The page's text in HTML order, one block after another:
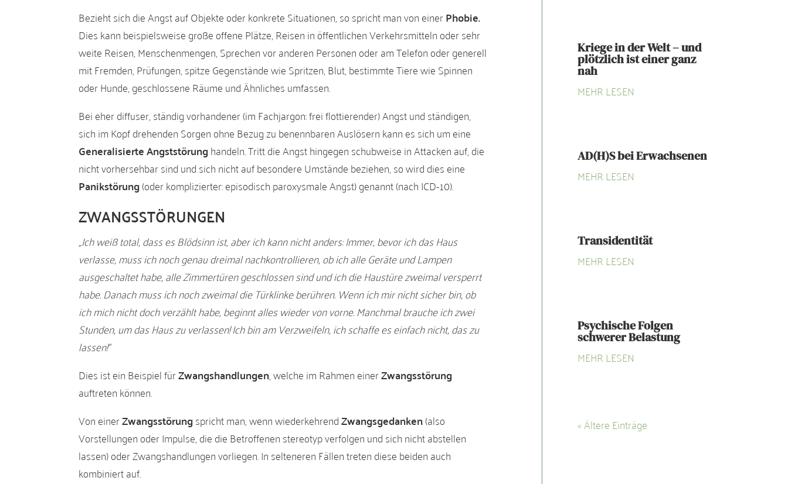
Bezieht sich die Angst auf Objekte oder konkrete Situationen, so spricht man von einerPhobie.
Dies kann beispielsweise große offene Plätze, Reisen in öffentlichen Verkehrsmitteln oder sehr
weite Reisen, Menschenmengen, Sprechen vor anderen Personen oder am Telefon oder generell
mit Fremden, Prüfungen, spitze Gegenstände wie Spritzen, Blut, bestimmte Tiere wie Spinnen
oder Hunde, geschlossene Räume und Ähnliches umfassen.
Bei eher diffuser, ständig vorhandener (im Fachjargon: frei flottierender) Angst und ständigen,
sich im Kopf drehenden Sorgen ohne Bezug zu benennbaren Auslösern kann es sich um eine
Generalisierte Angststörunghandeln. Tritt die Angst hingegen schubweise in Attacken auf, die
nicht vorhersehbar sind und sich nicht auf besondere Umstände beziehen, so wird dies eine
Panikstörung(oder komplizierter: episodisch paroxysmale Angst) genannt (nach ICD-10).
ZWANGSSTÖRUNGEN
„Ich weiß total, dass es Blödsinn ist, aber ich kann nicht anders: Immer, bevor ich das Haus
verlasse, muss ich noch genau dreimal nachkontrollieren, ob ich alle Geräte und Lampen
ausgeschaltet habe, alle Zimmertüren geschlossen sind und ich die Haustüre zweimal versperrt
habe. Danach muss ich noch zweimal die Türklinke berühren. Wenn ich mir nicht sicher bin, ob
ich mich nicht doch verzählt habe, beginnt alles wieder von vorne. Manchmal brauche ich zwei
Stunden, um das Haus zu verlassen! Ich bin am Verzweifeln, ich schaffe es einfach nicht, das zu
lassen!“
Dies ist ein Beispiel fürZwangshandlungen, welche im Rahmen einerZwangsstörung
auftreten können.
Von einerZwangsstörungspricht man, wenn wiederkehrendZwangsgedanken(also
Vorstellungen oder Impulse, die die Betroffenen stereotyp verfolgen und sich nicht abstellen
lassen) oder Zwangshandlungen vorliegen. In selteneren Fällen treten diese beiden auch
kombiniert auf.
Kriege in der Welt – und
plötzlich ist einer ganz
nah
MEHR LESEN
AD(H)S bei Erwachsenen
MEHR LESEN
Transidentität
MEHR LESEN
Psychische Folgen
schwerer Belastung
MEHR LESEN
« Ältere Einträge